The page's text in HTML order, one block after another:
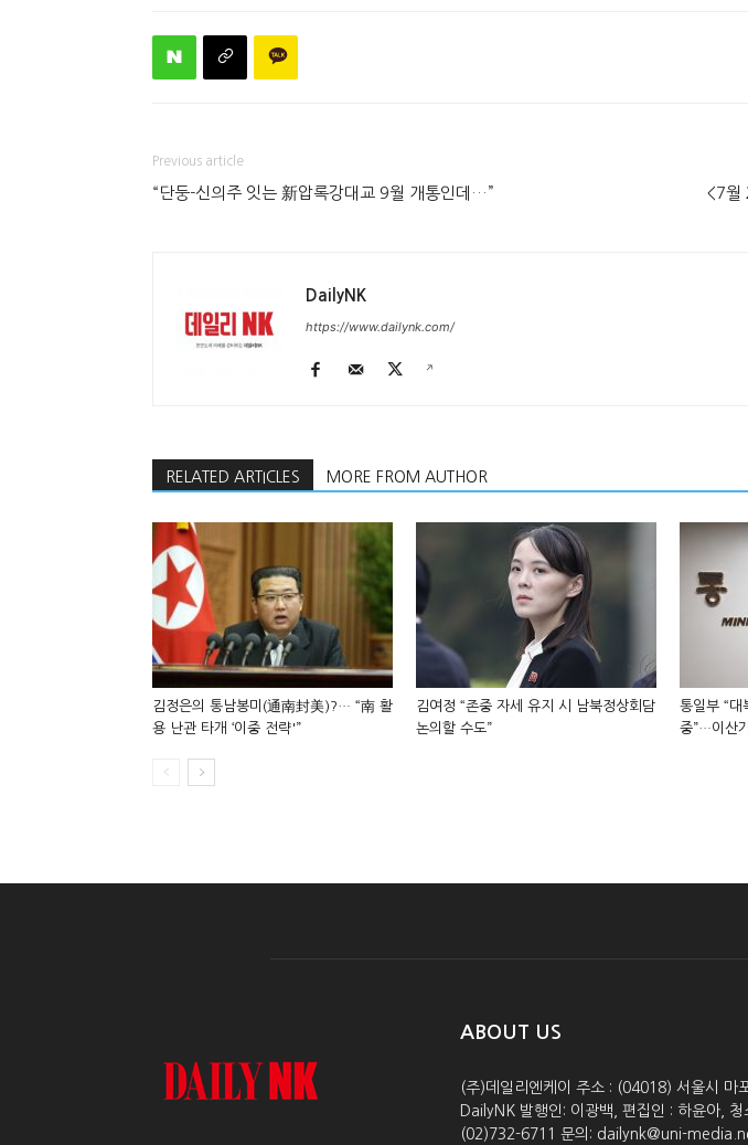
Previous article
“단둥-신의주 잇는 新압록강대교 9월 개통인데…” <7월
DailyNK
https://www.dailynk.com/
RELATED ARTICLES MORE FROM AUTHOR
김정은의 통남봉미(通南封美)?… “南 활
용 난관 타개 ‘이중 전략'”
김여정 “존중 자세 유지 시 남북정상회담
논의할 수도”
통일부 “대
중”…이산
ABOUT US
(주)데일리엔케이 주소 : (04018) 서울시
DailyNK 발행인: 이광백, 편집인 : 하윤아,
(02)732-6711 문의: dailynk@uni-